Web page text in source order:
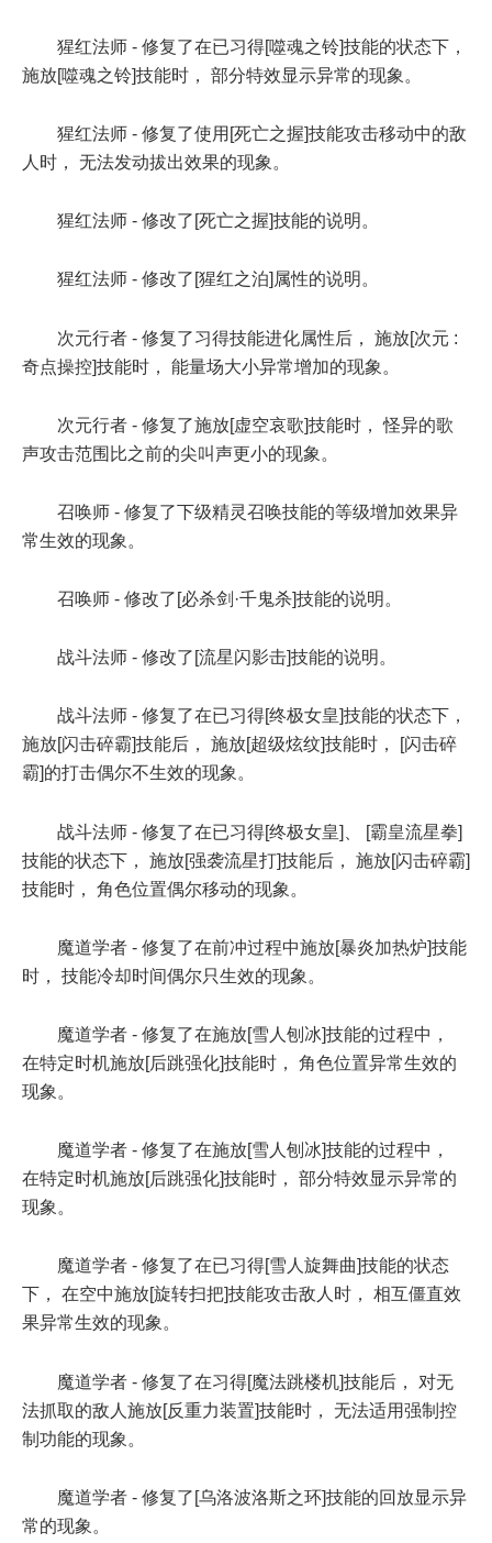
猩红法师 - 修复了在已习得[噬魂之铃]技能的状态下，
施放[噬魂之铃]技能时， 部分特效显示异常的现象。
猩红法师 - 修复了使用[死亡之握]技能攻击移动中的敌
人时， 无法发动拔出效果的现象。
猩红法师 - 修改了[死亡之握]技能的说明。
猩红法师 - 修改了[猩红之泊]属性的说明。
次元行者 - 修复了习得技能进化属性后， 施放[次元 :
奇点操控]技能时， 能量场大小异常增加的现象。
次元行者 - 修复了施放[虚空哀歌]技能时， 怪异的歌
声攻击范围比之前的尖叫声更小的现象。
召唤师 - 修复了下级精灵召唤技能的等级增加效果异
常生效的现象。
召唤师 - 修改了[必杀剑·千鬼杀]技能的说明。
战斗法师 - 修改了[流星闪影击]技能的说明。
战斗法师 - 修复了在已习得[终极女皇]技能的状态下，
施放[闪击碎霸]技能后， 施放[超级炫纹]技能时， [闪击碎
霸]的打击偶尔不生效的现象。
战斗法师 - 修复了在已习得[终极女皇]、 [霸皇流星拳]
技能的状态下， 施放[强袭流星打]技能后， 施放[闪击碎霸]
技能时， 角色位置偶尔移动的现象。
魔道学者 - 修复了在前冲过程中施放[暴炎加热炉]技能
时， 技能冷却时间偶尔只生效的现象。
魔道学者 - 修复了在施放[雪人刨冰]技能的过程中，
在特定时机施放[后跳强化]技能时， 角色位置异常生效的
现象。
魔道学者 - 修复了在施放[雪人刨冰]技能的过程中，
在特定时机施放[后跳强化]技能时， 部分特效显示异常的
现象。
魔道学者 - 修复了在已习得[雪人旋舞曲]技能的状态
下， 在空中施放[旋转扫把]技能攻击敌人时， 相互僵直效
果异常生效的现象。
魔道学者 - 修复了在习得[魔法跳楼机]技能后， 对无
法抓取的敌人施放[反重力装置]技能时， 无法适用强制控
制功能的现象。
魔道学者 - 修复了[乌洛波洛斯之环]技能的回放显示异
常的现象。